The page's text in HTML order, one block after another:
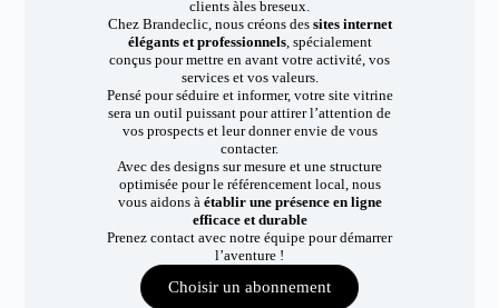
clients àles breseux.
Chez Brandeclic, nous créons dessites internet
élégants et professionnels, spécialement
conçus pour mettre en avant votre activité, vos
services et vos valeurs.
Pensé pour séduire et informer, votre site vitrine
sera un outil puissant pour attirer l’attention de
vos prospects et leur donner envie de vous
contacter.
Avec des designs sur mesure et une structure
optimisée pour le référencement local, nous
vous aidons à établir une présence en ligne
efficace et durable
Prenez contact avec notre équipe pour démarrer
l’aventure !
Choisir un abonnement